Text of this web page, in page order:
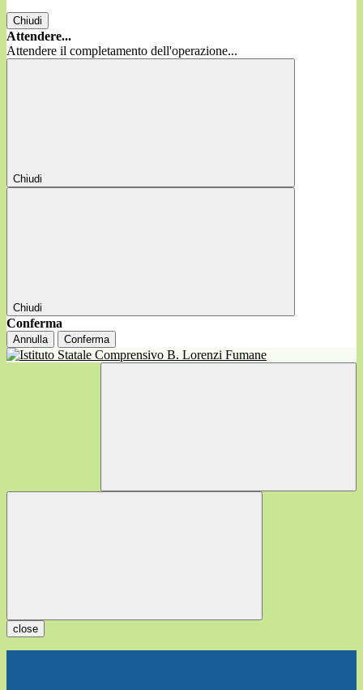
Chiudi
Attendere...
Attendere il completamento dell'operazione...
Chiudi
Chiudi
Conferma
Annulla Conferma
close